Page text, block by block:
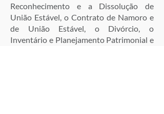
Reconhecimento e a Dissolução de
União Estável, o Contrato de Namoro e
de União Estável, o Divórcio, o
Inventário e Planejamento Patrimonial e